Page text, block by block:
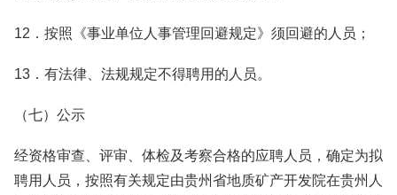
12．按照《事业单位人事管理回避规定》须回避的人员；
13．有法律、法规规定不得聘用的人员。
（七）公示
经资格审查、评审、体检及考察合格的应聘人员，确定为拟
聘用人员，按照有关规定由贵州省地质矿产开发院在贵州人